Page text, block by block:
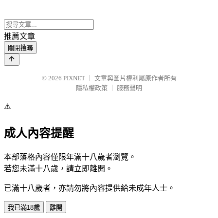
推薦文章
關閉搜尋
© 2026 PIXNET
文章與圖片權利屬原作者所有
隱私權政策
服務聲明
⚠️
成人內容提醒
本部落格內容僅限年滿十八歲者瀏覽。
若您未滿十八歲，請立即離開。
已滿十八歲者，亦請勿將內容提供給未成年人士。
我已滿18歲 離開